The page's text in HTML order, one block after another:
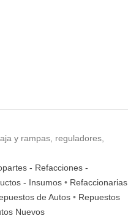
y rampas, reguladores,
- Refacciones -
- Insumos • Refaccionarias
de Autos • Repuestos
Nuevos